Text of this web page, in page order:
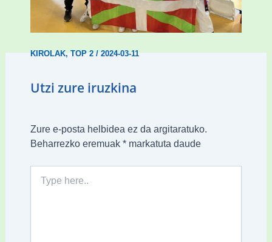
Wadokan garaile Espainiako txapelketan
14 dominarekin
KIROLAK,TOP 2/2024-03-11
Utzi zure iruzkina
Zure e-posta helbidea ez da argitaratuko.
Beharrezko eremuak *markatuta daude
here..